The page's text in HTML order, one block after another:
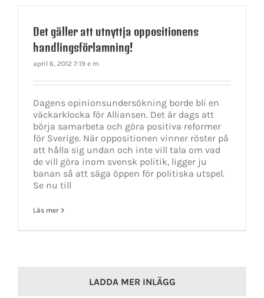
Det gäller att utnyttja oppositionens
handlingsförlamning!
april 6, 2012 7:19 e m
Dagens opinionsundersökning borde bli en
väckarklocka för Alliansen. Det är dags att
börja samarbeta och göra positiva reformer
för Sverige. När oppositionen vinner röster på
att hålla sig undan och inte vill tala om vad
de vill göra inom svensk politik, ligger ju
banan så att säga öppen för politiska utspel.
Se nu till
Läs mer
LADDA MER INLÄGG